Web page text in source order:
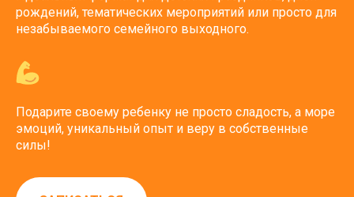
рождений, тематических мероприятий или просто для
незабываемого семейного выходного.
Подарите своему ребенку не просто сладость, а море
эмоций, уникальный опыт и веру в собственные
силы!